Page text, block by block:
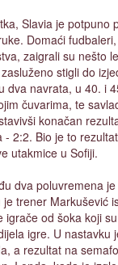
Slavia je potpuno
Domaći
zaigrali su nešto
stigli do
dva navrata, u 40. i
čuvarima, te
konačan
- 2:2. Bio je to
utakmice u Sofiji.
dva poluvremena
trener Markušević
igrače od šoka koji
igre. U nastavku
a rezultat na